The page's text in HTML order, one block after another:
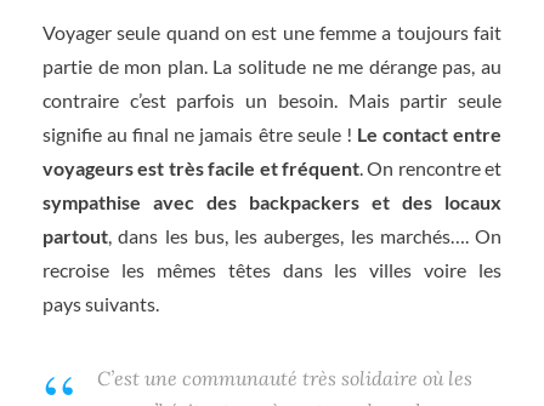
Voyager seule quand on est une femme a toujours fait
partie de mon plan. La solitude ne me dérange pas, au
contraire c’est parfois un besoin. Mais partir seule
signifie au final ne jamais être seule ! Le contact entre
voyageurs est très facile et fréquent. On rencontre et
sympathise avec des backpackers et des locaux
partout, dans les bus, les auberges, les marchés…. On
recroise les mêmes têtes dans les villes voire les
pays suivants.
C’est une communauté très solidaire où les